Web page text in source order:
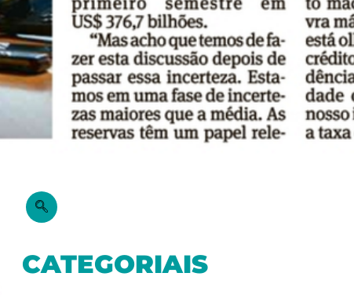
CATEGORIAIS